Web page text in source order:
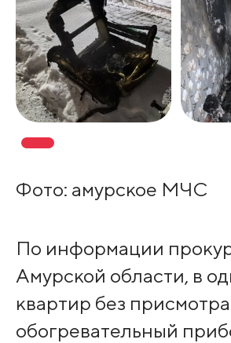
Фото: амурское МЧС
По информации
Амурской области, в
квартир без
обогревательный